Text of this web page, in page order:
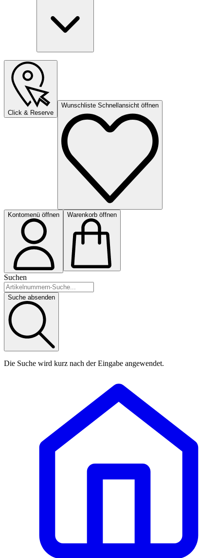
Click & Reserve
Wunschliste Schnellansicht öffnen
Kontomenü öffnen Warenkorb öffnen
Suchen
Suche absenden
Die Suche wird kurz nach der Eingabe angewendet.